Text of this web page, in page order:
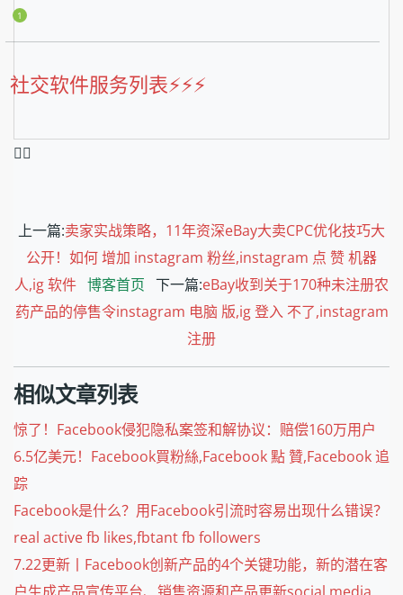
1
社交软件服务列表⚡️⚡️⚡️
❤️‍🔥
上一篇:卖家实战策略，11年资深eBay大卖CPC优化技巧大
公开！如何 增加 instagram 粉丝,instagram 点 赞 机器
人,ig 软件 博客首页 下一篇:eBay收到关于170种未注册农
药产品的停售令instagram 电脑 版,ig 登入 不了,instagram
注册
相似文章列表
惊了！Facebook侵犯隐私案签和解协议：赔偿160万用户
6.5亿美元！Facebook買粉絲,Facebook 點 贊,Facebook 追
踪
Facebook是什么？用Facebook引流时容易出现什么错误？
real active fb likes,fbtant fb followers
7.22更新丨Facebook创新产品的4个关键功能，新的潜在客
户生成产品宣传平台、销售资源和产品更新social media